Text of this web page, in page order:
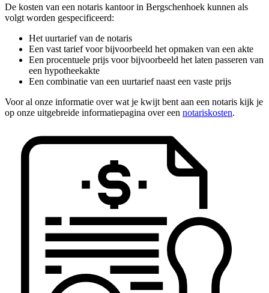
De kosten van een notaris kantoor in Bergschenhoek kunnen als
volgt worden gespecificeerd:
Het uurtarief van de notaris
Een vast tarief voor bijvoorbeeld het opmaken van een akte
Een procentuele prijs voor bijvoorbeeld het laten passeren van
een hypotheekakte
Een combinatie van een uurtarief naast een vaste prijs
Voor al onze informatie over wat je kwijt bent aan een notaris kijk je
op onze uitgebreide informatiepagina over een notariskosten.